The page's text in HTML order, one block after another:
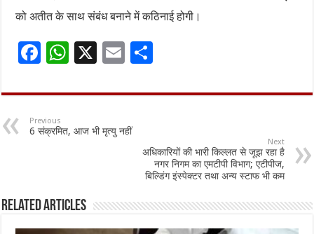
को अतीत के साथ संबंध बनाने में कठिनाई होगी।
F
e
b
o
W
at
p
X
E
ai
l
ar
Previous
6 संक्रमित, आज भी मृत्यु नहीं
Next
अधिकारियों की भारी किल्लत से जूझ रहा है
नगर निगम का एमटीपी विभाग; एटीपीज,
बिल्डिंग इंस्पेक्टर तथा अन्य स्टाफ भी कम
Related Articles